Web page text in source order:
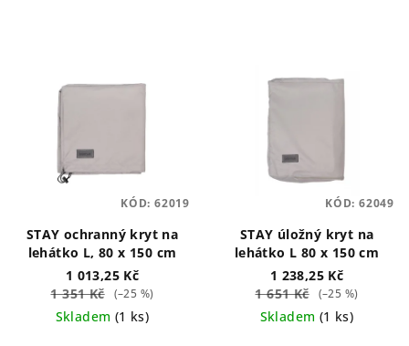
STAY ochranný kryt na
lehátko L, 80 x 150 cm
1 013,25 Kč
1 351 Kč
(–25 %)
Skladem (1 ks)
KÓD: 62019
STAY úložný kryt na
lehátko L 80 x 150 cm
1 238,25 Kč
1 651 Kč
(–25 %)
Skladem (1 ks)
KÓD: 62049